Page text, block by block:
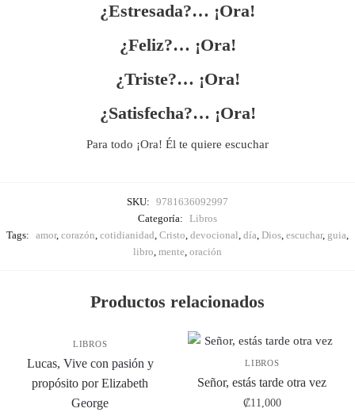
¿Estresada?… ¡Ora!
¿Feliz?… ¡Ora!
¿Triste?… ¡Ora!
¿Satisfecha?… ¡Ora!
Para todo ¡Ora! Él te quiere escuchar
SKU: 9781636092997
Categoría: Libros
Tags: amor, corazón, cotidianidad, Cristo, devocional, día, Dios, escuchar, guia,
libro, mente, oración
Productos relacionados
LIBROS
Lucas, Vive con pasión y
propósito por Elizabeth
George
LIBROS
Señor, estás tarde otra vez
₡11,000